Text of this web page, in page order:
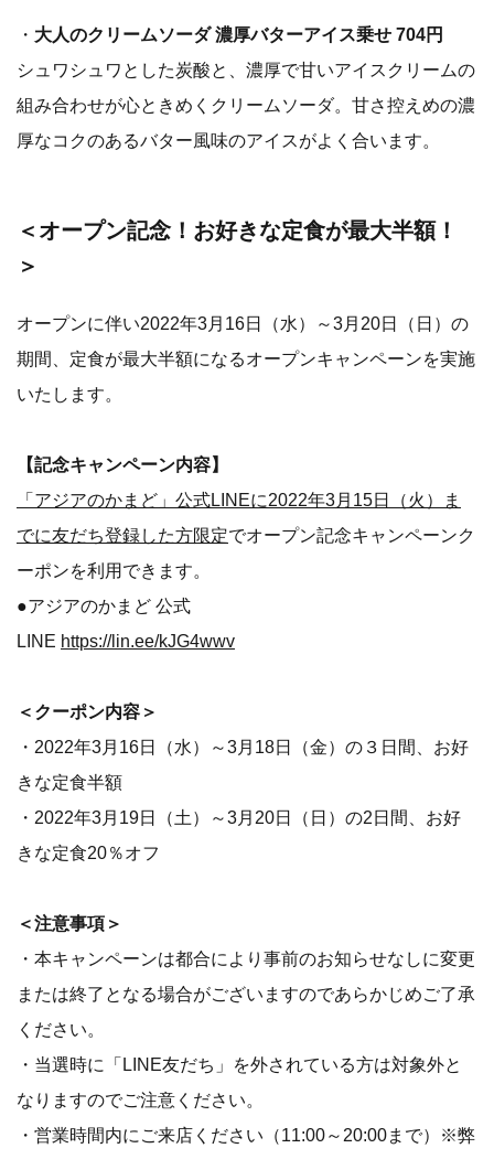
・ 大人のクリームソーダ 濃厚バターアイス乗せ 704円
シュワシュワとした炭酸と、濃厚で甘いアイスクリームの
組み合わせが心ときめくクリームソーダ。甘さ控えめの濃
厚なコクのあるバター風味のアイスがよく合います。
＜オープン記念！お好きな定食が最大半額！
＞
オープンに伴い2022年3月16日（水）～3月20日（日）の
期間、定食が最大半額になるオープンキャンペーンを実施
いたします。
【記念キャンペーン内容】
「アジアのかまど」公式LINEに2022年3月15日（火）ま
でに友だち登録した方限定でオープン記念キャンペーンク
ーポンを利用できます。
●アジアのかまど 公式
LINE https://lin.ee/kJG4wwv
＜クーポン内容＞
・2022年3月16日（水）～3月18日（金）の３日間、お好
きな定食半額
・2022年3月19日（土）～3月20日（日）の2日間、お好
きな定食20％オフ
＜注意事項＞
・本キャンペーンは都合により事前のお知らせなしに変更
または終了となる場合がございますのであらかじめご了承
ください。
・当選時に「LINE友だち」を外されている方は対象外と
なりますのでご注意ください。
・営業時間内にご来店ください（11:00～20:00まで）※弊